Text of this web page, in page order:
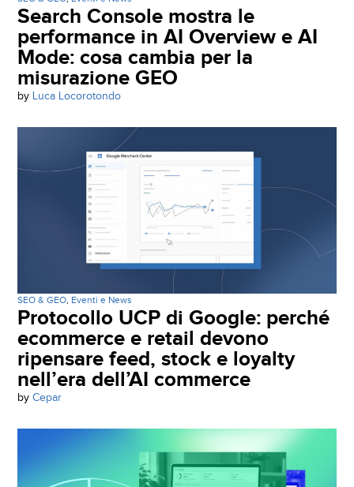
Search Console mostra le
performance in AI Overview e AI
Mode: cosa cambia per la
misurazione GEO
by Luca Locorotondo
SEO & GEO, Eventi e News
Protocollo UCP di Google: perché
ecommerce e retail devono
ripensare feed, stock e loyalty
nell’era dell’AI commerce
byCepar